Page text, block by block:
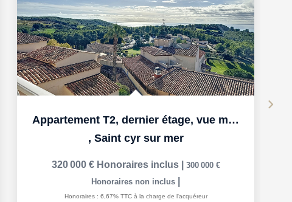
Appartement T2, dernier étage, vue mer et grande terrasse
, Saint cyr sur mer
320 000 € Honoraires inclus
300 000 €
Honoraires non inclus
Honoraires : 6,67% TTC à la charge de l'acquéreur